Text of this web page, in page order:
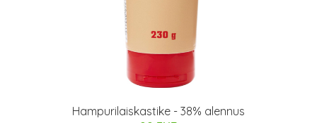
Hampurilaiskastike - 38% alennus